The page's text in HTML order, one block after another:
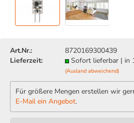
Art.Nr.:
8720169300439
Lieferzeit:
Sofort lieferbar | in
(Ausland abweichend)
Für größere Mengen erstellen wir
E-Mail ein Angebot.